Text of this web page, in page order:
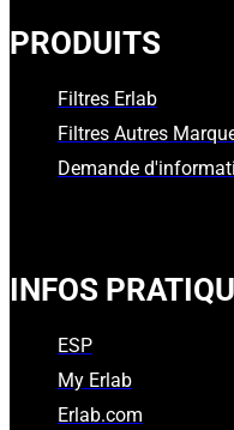
PRODUITS
Filtres Erlab
Filtres Autres
Demande
INFOS
ESP
My Erlab
Erlab.com